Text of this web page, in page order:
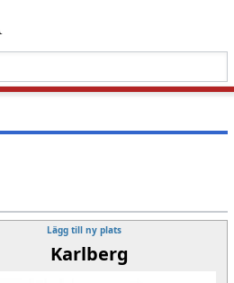
Lägg till ny plats
Karlberg